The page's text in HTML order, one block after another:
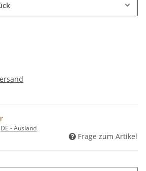
- Ausland
Frage zum Artikel